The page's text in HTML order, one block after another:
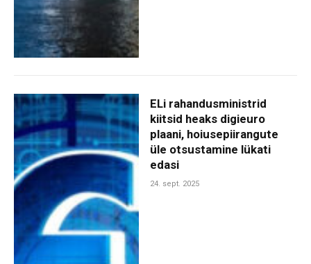
ELi rahandusministrid
kiitsid heaks digieuro
plaani, hoiusepiirangute
üle otsustamine lükati
edasi
24. sept. 2025